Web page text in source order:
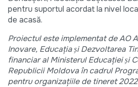
pentru suportul acordat la nivel
de acasă.
Proiectul este implementat de AO
Inovare, Educația s̗i Dezvoltarea
financiar al Ministerul Educației s̗i
Republicii Moldova în cadrul
pentru organizațiile de tineret